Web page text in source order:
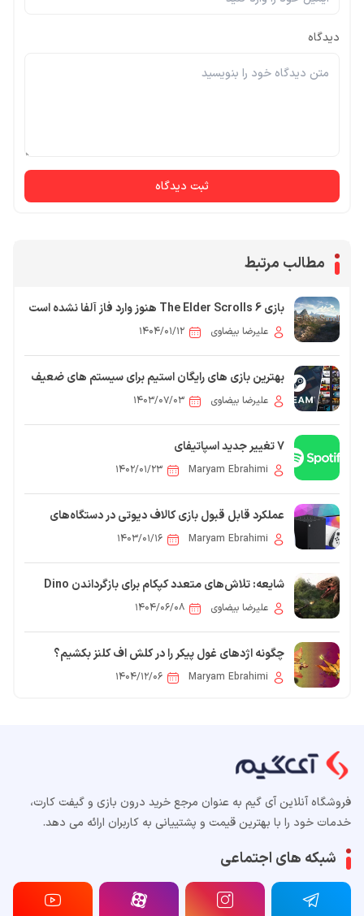
دیدگاه
ثبت دیدگاه
مطالب مرتبط
بازی The Elder Scrolls 6 هنوز وارد فاز آلفا نشده است
علیرضا بیضاوی ۱۴۰۴/۰۱/۱۲
بهترین بازی های رایگان استیم برای سیستم های ضعیف
علیرضا بیضاوی ۱۴۰۳/۰۷/۰۳
7 تغییر جدید اسپاتیفای
Maryam Ebrahimi ۱۴۰۲/۰۱/۲۳
عملکرد قابل قبول بازی کالاف دیوتی در دستگاه‌های
مختلفMaryam Ebrahimi ۱۴۰۳/۰۱/۱۶
شایعه: تلاش‌های متعدد کپکام برای بازگرداندن Dino
Crisisعلیرضا بیضاوی ۱۴۰۴/۰۶/۰۸
چگونه اژدهای غول پیکر را در کلش اف کلنز بکشیم؟
Maryam Ebrahimi ۱۴۰۴/۱۲/۰۶
فروشگاه آنلاین آی گیم به عنوان مرجع خرید درون بازی و گیفت کارت،
خدمات خود را با بهترین قیمت و پشتییانی به کاربران ارائه می دهد.
شبکه های اجتماعی